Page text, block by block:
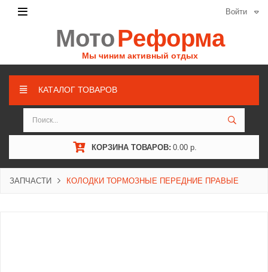
Войти
МотоРеформа
Мы чиним активный отдых
КАТАЛОГ ТОВАРОВ
КОРЗИНА ТОВАРОВ: 0.00 р.
ЗАПЧАСТИ КОЛОДКИ ТОРМОЗНЫЕ ПЕРЕДНИЕ ПРАВЫЕ